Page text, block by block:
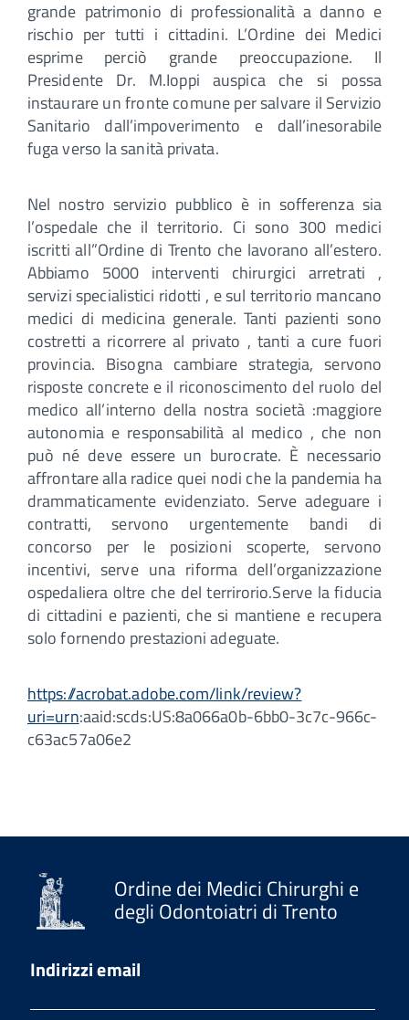
grande patrimonio di professionalità a danno e
rischio per tutti i cittadini. L’Ordine dei Medici
esprime perciò grande preoccupazione. Il
Presidente Dr. M.Ioppi auspica che si possa
instaurare un fronte comune per salvare il Servizio
Sanitario dall’impoverimento e dall’inesorabile
fuga verso la sanità privata.
Nel nostro servizio pubblico è in sofferenza sia
l’ospedale che il territorio. Ci sono 300 medici
iscritti all”Ordine di Trento che lavorano all’estero.
Abbiamo 5000 interventi chirurgici arretrati ,
servizi specialistici ridotti , e sul territorio mancano
medici di medicina generale. Tanti pazienti sono
costretti a ricorrere al privato , tanti a cure fuori
provincia. Bisogna cambiare strategia, servono
risposte concrete e il riconoscimento del ruolo del
medico all’interno della nostra società :maggiore
autonomia e responsabilità al medico , che non
può né deve essere un burocrate. È necessario
affrontare alla radice quei nodi che la pandemia ha
drammaticamente evidenziato. Serve adeguare i
contratti, servono urgentemente bandi di
concorso per le posizioni scoperte, servono
incentivi, serve una riforma dell’organizzazione
ospedaliera oltre che del terrirorio.Serve la fiducia
di cittadini e pazienti, che si mantiene e recupera
solo fornendo prestazioni adeguate.
https://acrobat.adobe.com/link/review?
uri=urn:aaid:scds:US:8a066a0b-6bb0-3c7c-966c-
c63ac57a06e2
Ordine dei Medici Chirurghi e
degli Odontoiatri di Trento
Indirizzi email